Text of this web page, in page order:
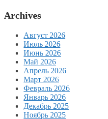
Archives
Август 2026
Июль 2026
Июнь 2026
Май 2026
Апрель 2026
Март 2026
Февраль 2026
Январь 2026
Декабрь 2025
Ноябрь 2025